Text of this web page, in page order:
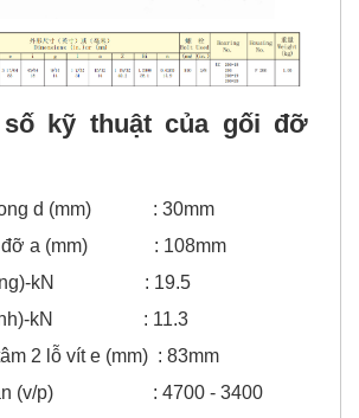
số kỹ thuật của gối đỡ
d (mm) : 30mm
đỡ a (mm) : 108mm
động)-kN : 19.5
tĩnh)-kN : 11.3
2 lỗ vít e (mm) : 83mm
hạn (v/p) : 4700 - 3400
: UC 206